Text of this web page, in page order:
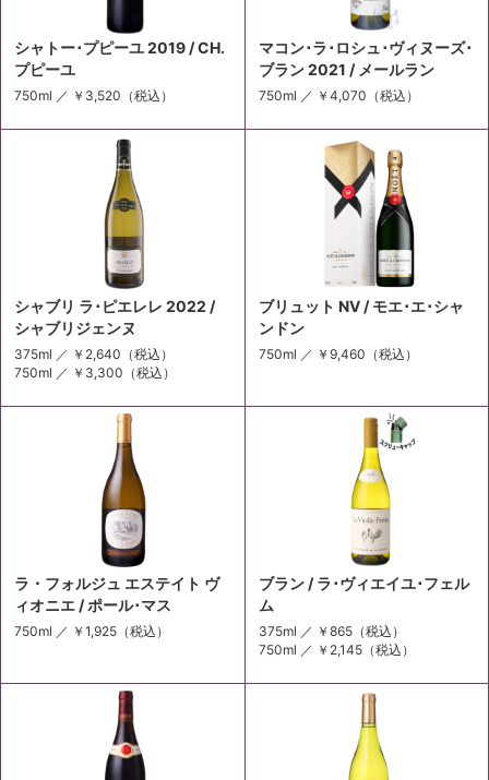
シャトー･プピーユ 2019 / CH.
プピーユ
750ml ／ ￥3,520 （税込）
マコン･ラ･ロシュ･ヴィヌーズ･
ブラン 2021 / メールラン
750ml ／ ￥4,070 （税込）
シャブリ ラ･ピエレレ 2022 /
シャブリジェンヌ
375ml ／ ￥2,640 （税込）
750ml ／ ￥3,300 （税込）
ブリュット NV / モエ･エ･シャ
ンドン
750ml ／ ￥9,460 （税込）
ラ・フォルジュ エステイト ヴ
ィオニエ / ポール･マス
750ml ／ ￥1,925 （税込）
ブラン / ラ･ヴィエイユ･フェル
ム
375ml ／ ￥865（税込）
750ml ／ ￥2,145（税込）